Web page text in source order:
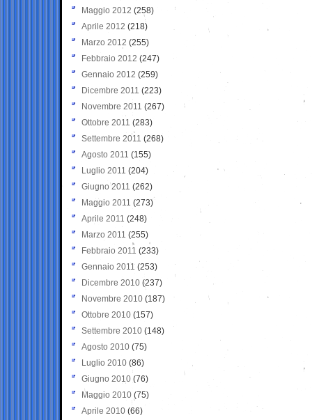
Maggio 2012 (258)
Aprile 2012 (218)
Marzo 2012 (255)
Febbraio 2012 (247)
Gennaio 2012 (259)
Dicembre 2011 (223)
Novembre 2011 (267)
Ottobre 2011 (283)
Settembre 2011 (268)
Agosto 2011 (155)
Luglio 2011 (204)
Giugno 2011 (262)
Maggio 2011 (273)
Aprile 2011 (248)
Marzo 2011 (255)
Febbraio 2011 (233)
Gennaio 2011 (253)
Dicembre 2010 (237)
Novembre 2010 (187)
Ottobre 2010 (157)
Settembre 2010 (148)
Agosto 2010 (75)
Luglio 2010 (86)
Giugno 2010 (76)
Maggio 2010 (75)
Aprile 2010 (66)